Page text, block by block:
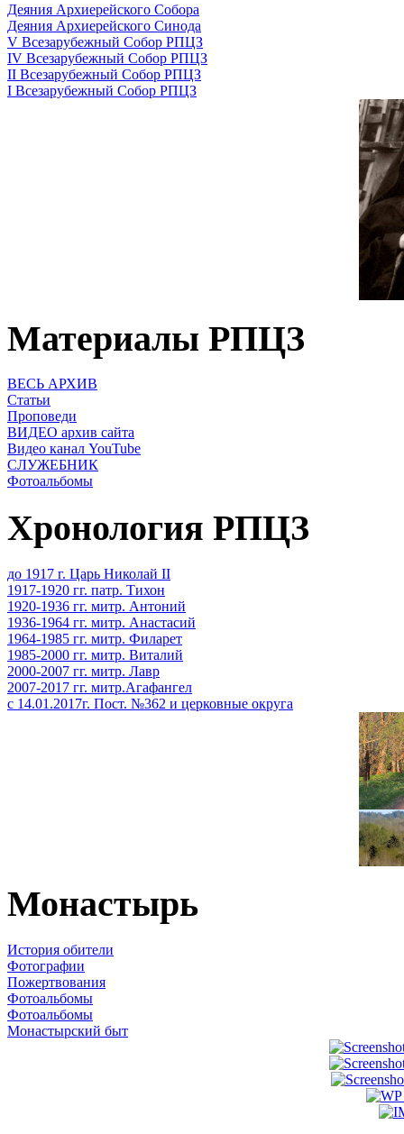
Деяния Архиерейского Собора
Деяния Архиерейского Синода
V Всезарубежный Собор РПЦЗ
IV Всезарубежный Собор РПЦЗ
II Всезарубежный Собор РПЦЗ
I Всезарубежный Собор РПЦЗ
Материалы РПЦЗ
ВЕСЬ АРХИВ
Статьи
Проповеди
ВИДЕО архив сайта
Видео канал YouTube
СЛУЖЕБНИК
Фотоальбомы
Хронология РПЦЗ
до 1917 г. Царь Николай II
1917-1920 гг. патр. Тихон
1920-1936 гг. митр. Антоний
1936-1964 гг. митр. Анастасий
1964-1985 гг. митр. Филарет
1985-2000 гг. митр. Виталий
2000-2007 гг. митр. Лавр
2007-2017 гг. митр.Агафангел
с 14.01.2017г. Пост. №362 и церковные округа
Монастырь
История обители
Фотографии
Пожертвования
Фотоальбомы
Фотоальбомы
Монастырский быт